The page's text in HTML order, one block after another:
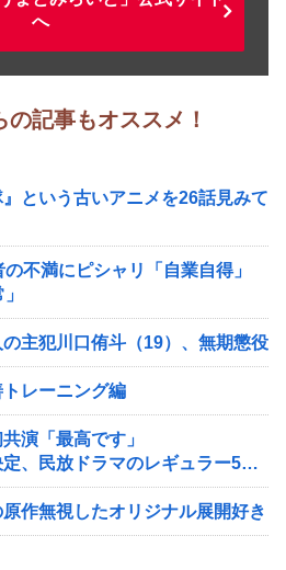
へ
の記事もオススメ！
』という古いアニメを26話見みて
不満にピシャリ「自業自得」
主犯川口侑斗（19）、無期懲役
トレーニング編
共演「最高です」
、民放ドラマのレギュラー5年
原作無視したオリジナル展開好き